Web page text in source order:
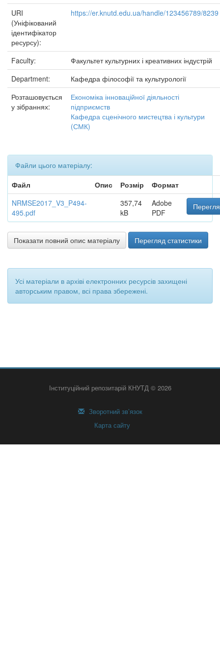
URI
(Уніфікований
ідентифікатор
ресурсу):
https://er.knutd.edu.ua/handle/123456789/8239
Faculty:
Факультет культурних і креативних індустрій
Department:
Кафедра філософії та культурології
Розташовується
у зібраннях:
Економіка інноваційної діяльності
підприємств
Кафедра сценічного мистецтва і культури
(СМК)
Файли цього матеріалу:
Файл
Опис Розмір
Формат
NRMSE2017_V3_P494-
495.pdf
357,74
kB
Adobe
PDF
Показати повний опис матеріалу Перегляд статистики
Усі матеріали в архіві електронних ресурсів захищені
авторським правом, всі права збережені.
Інституційний репозитарій КНУТД © 2026
Зворотний зв’язок
Карта сайту